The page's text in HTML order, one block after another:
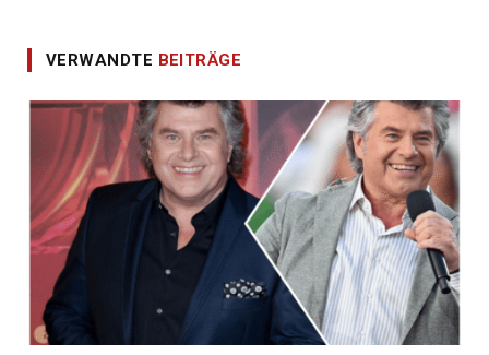
VERWANDTE BEITRÄGE